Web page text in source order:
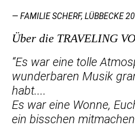
— FAMILIE SCHERF, LÜBBECKE
Über die TRAVELING
“Es war eine tolle
wunderbaren Musik
habt....
Es war eine Wonne,
ein bisschen